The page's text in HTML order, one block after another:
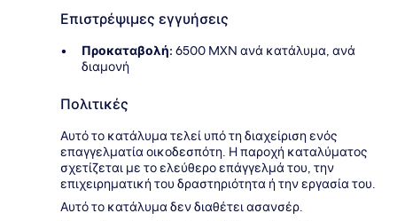
Επιστρέψιμες εγγυήσεις
Προκαταβολή: 6500 MXN ανά κατάλυμα, ανά
διαμονή
Πολιτικές
Αυτό το κατάλυμα τελεί υπό τη διαχείριση ενός
επαγγελματία οικοδεσπότη. Η παροχή καταλύματος
σχετίζεται με το ελεύθερο επάγγελμά του, την
επιχειρηματική του δραστηριότητα ή την εργασία του.
Αυτό το κατάλυμα δεν διαθέτει ασανσέρ.